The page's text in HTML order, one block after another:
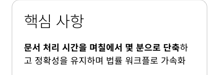
핵심 사항
문서 처리 시간을 며칠에서 몇 분으로 단축하
고 정확성을 유지하며 법률 워크플로 가속화